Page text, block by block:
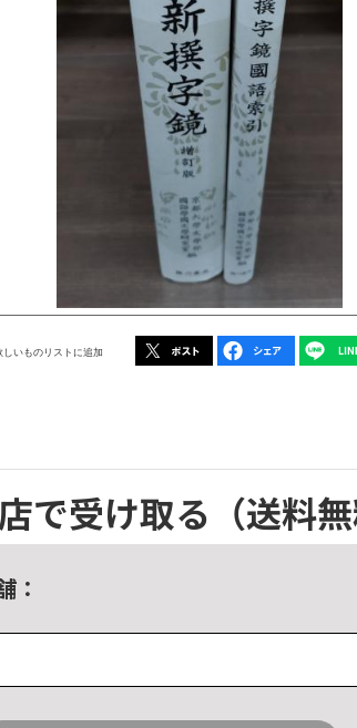
しいものリストに追加
で受け取る （送料無
：